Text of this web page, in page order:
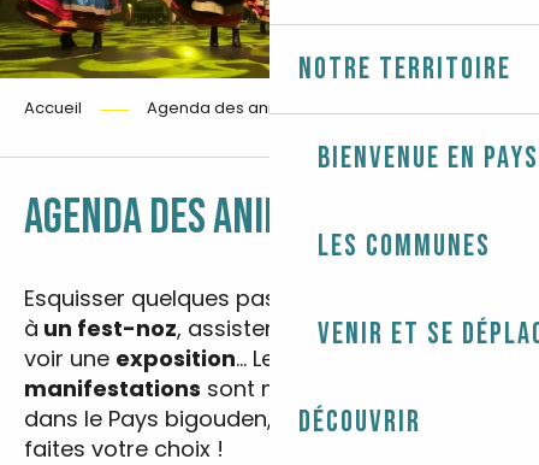
Notre territoire
Bienvenue en
Les communes
Venir et se
Découvrir
Accueil Agenda des animations
AGENDA DES ANIMATIONS
Esquisser quelques pas de danses bretonnes
à un fest-noz, assister à unspectacleou
voir une exposition… Les
manifestations sont nombreuses et variées
dans le Pays bigouden, entrez vos dates et
faites votre choix !